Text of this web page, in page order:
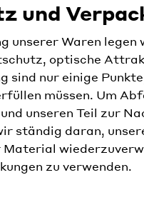
und
unserer Waren legen
optische
sind nur einige
müssen. Um
unseren Teil zur
ständig daran,
Material
zu verwenden.